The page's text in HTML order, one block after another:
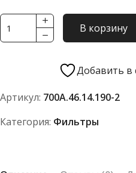
Количество
товара
сб.
2
В корзину
Добавить в
Артикул: 700А.46.14.190-2
Категория: Фильтры